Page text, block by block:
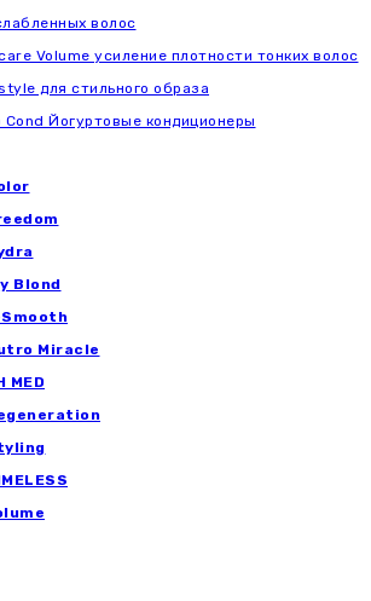
волос
Volume усиление плотности тонких волос
для стильного образа
Cond Йогуртовые кондиционеры
Blond
Smooth
Miracle
MED